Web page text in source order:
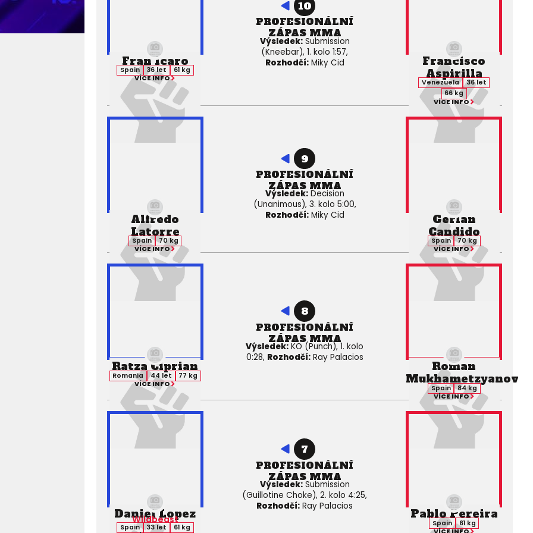
Fran Icaro
Spain 36 let
61 kg
VÍCE INFO
10
PROFESIONÁLNÍ
ZÁPAS MMA
Výsledek:Submission
(Kneebar), 1. kolo 1:57,
Rozhodčí:Miky Cid
Francisco
Aspirilla
Venezuela
36 let
66 kg
VÍCE INFO
Alfredo
Latorre
Spain
70 kg
VÍCE INFO
9
PROFESIONÁLNÍ
ZÁPAS MMA
Výsledek:Decision
(Unanimous), 3. kolo 5:00,
Rozhodčí:Miky Cid
Gerlan
Candido
Spain
70 kg
VÍCE INFO
Ratza Ciprian
Romania 44 let
77 kg
VÍCE INFO
8
PROFESIONÁLNÍ
ZÁPAS MMA
Výsledek: KO (Punch), 1. kolo
0:28, Rozhodčí:Ray Palacios
Roman
Mukhametzyanov
Spain
84 kg
VÍCE INFO
Daniel Lopez
Wildbeast
Spain 33 let
61 kg
7
PROFESIONÁLNÍ
ZÁPAS MMA
Výsledek:Submission
(Guillotine Choke), 2. kolo 4:25,
Rozhodčí: Ray Palacios
Pablo Pereira
Spain
61 kg